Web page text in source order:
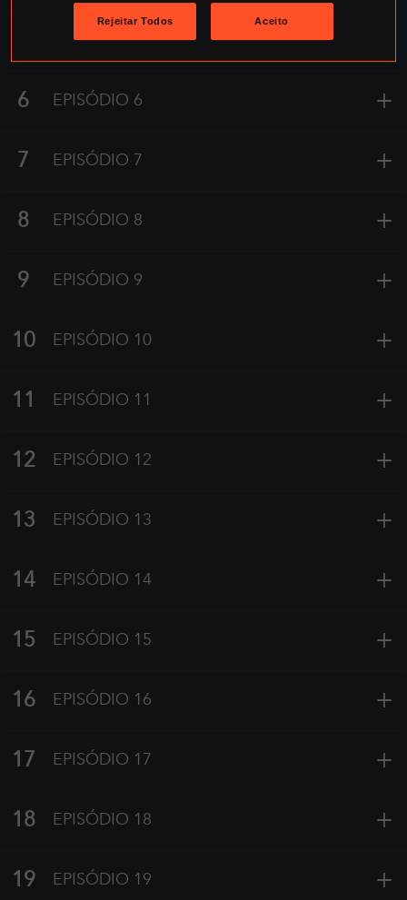
EPISÓDIO 5
6 EPISÓDIO 6 +
7 EPISÓDIO 7 +
8 EPISÓDIO 8 +
9 EPISÓDIO 9 +
10 EPISÓDIO 10 +
11 EPISÓDIO 11 +
12 EPISÓDIO 12 +
13 EPISÓDIO 13 +
14 EPISÓDIO 14 +
15 EPISÓDIO 15 +
16 EPISÓDIO 16 +
17 EPISÓDIO 17 +
18 EPISÓDIO 18 +
19 EPISÓDIO 19 +
Rejeitar Todos Aceito